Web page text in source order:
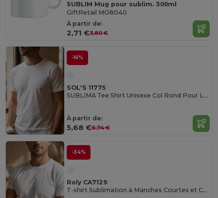
SUBLIM Mug pour sublim. 300ml
GiftRetail MO8040
À partir de:
2,71 €3,80 €
-16%
SOL'S 11775
SUBLIMA Tee Shirt Unisexe Col Rond Pour La Sublimation
À partir de:
5,68 €6,74 €
-34%
Roly CA7129
T-shirt Sublimation à Manches Courtes et Col Côtelé